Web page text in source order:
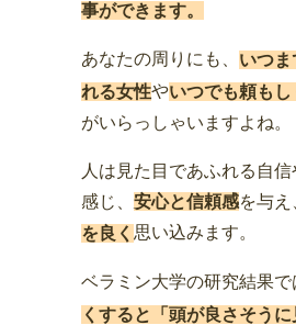
事ができます。
あなたの周りにも、 いつ
れる女性やいつでも頼も
がいらっしゃいますよね。
人は見た目であふれる自
感じ、 安心と信頼感を与え
を良く 思い込みます。
ベラミン大学の研究結果で
くすると「頭が良さそうに